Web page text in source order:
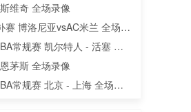
维奇 全场录像
赛 博洛尼亚vsAC米兰 全场录
常规赛 凯尔特人 - 活塞 全
茅斯 全场录像
常规赛 北京 - 上海 全场录